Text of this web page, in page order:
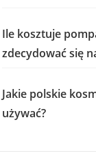
Ile kosztuje
zdecydować się
Jakie polskie
używać?